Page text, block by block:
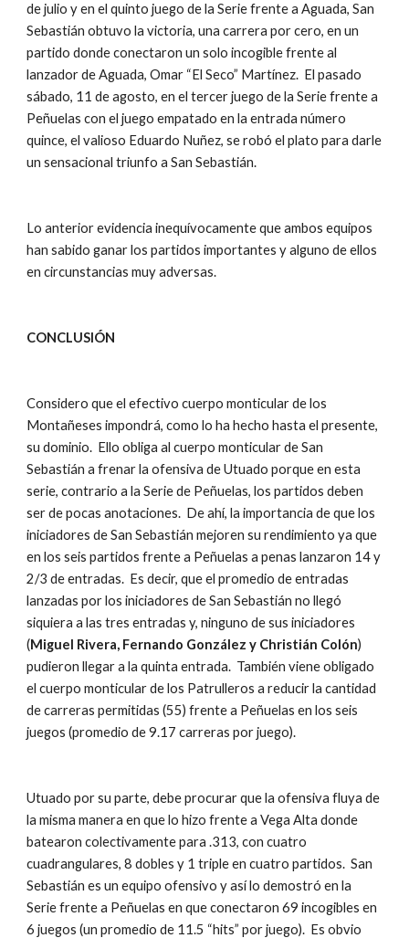
de julio y en el quinto juego de la Serie frente a Aguada, San
Sebastián obtuvo la victoria, una carrera por cero, en un
partido donde conectaron un solo incogible frente al
lanzador de Aguada, Omar “El Seco” Martínez.  El pasado
sábado, 11 de agosto, en el tercer juego de la Serie frente a
Peñuelas con el juego empatado en la entrada número
quince, el valioso Eduardo Nuñez, se robó el plato para darle
un sensacional triunfo a San Sebastián.
Lo anterior evidencia inequívocamente que ambos equipos
han sabido ganar los partidos importantes y alguno de ellos
en circunstancias muy adversas.
CONCLUSIÓN
Considero que el efectivo cuerpo monticular de los
Montañeses impondrá, como lo ha hecho hasta el presente,
su dominio.  Ello obliga al cuerpo monticular de San
Sebastián a frenar la ofensiva de Utuado porque en esta
serie, contrario a la Serie de Peñuelas, los partidos deben
ser de pocas anotaciones.  De ahí, la importancia de que los
iniciadores de San Sebastián mejoren su rendimiento ya que
en los seis partidos frente a Peñuelas a penas lanzaron 14 y
2/3 de entradas.  Es decir, que el promedio de entradas
lanzadas por los iniciadores de San Sebastián no llegó
siquiera a las tres entradas y, ninguno de sus iniciadores
(Miguel Rivera, Fernando González y Christián Colón)
pudieron llegar a la quinta entrada.  También viene obligado
el cuerpo monticular de los Patrulleros a reducir la cantidad
de carreras permitidas (55) frente a Peñuelas en los seis
juegos (promedio de 9.17 carreras por juego).
Utuado por su parte, debe procurar que la ofensiva fluya de
la misma manera en que lo hizo frente a Vega Alta donde
batearon colectivamente para .313, con cuatro
cuadrangulares, 8 dobles y 1 triple en cuatro partidos.  San
Sebastián es un equipo ofensivo y así lo demostró en la
Serie frente a Peñuelas en que conectaron 69 incogibles en
6 juegos (un promedio de 11.5 “hits” por juego).  Es obvio